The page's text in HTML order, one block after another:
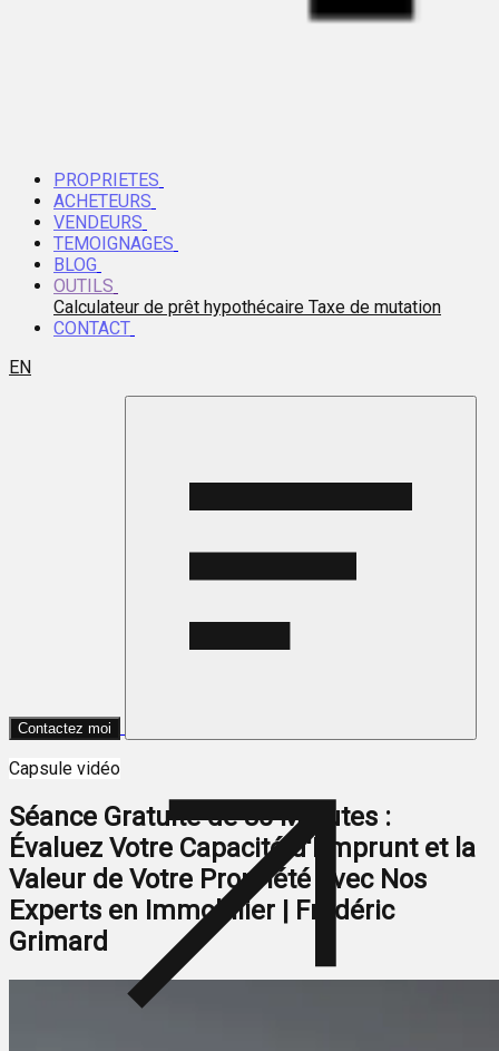
PROPRIETES
ACHETEURS
VENDEURS
TEMOIGNAGES
BLOG
OUTILS
Calculateur de prêt hypothécaire Taxe de mutation
CONTACT
EN
Contactez moi
Capsule vidéo
Séance Gratuite de 30 Minutes :
Évaluez Votre Capacité d'Emprunt et la
Valeur de Votre Propriété avec Nos
Experts en Immobilier | Frédéric
Grimard